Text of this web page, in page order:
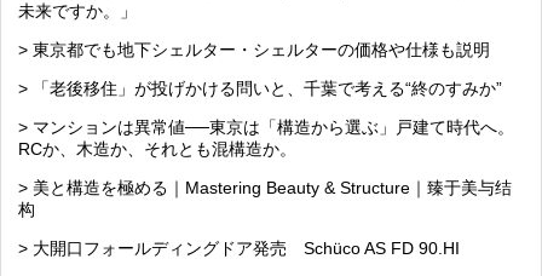
未来ですか。」
> 東京都でも地下シェルター・シェルターの価格や仕様も説明
> 「老後移住」が投げかける問いと、千葉で考える“終のすみか”
> マンションは異常値──東京は「構造から選ぶ」戸建て時代へ。
RCか、木造か、それとも混構造か。
> 美と構造を極める｜Mastering Beauty & Structure｜臻于美与结
构
> 大開口フォールディングドア発売 Schüco AS FD 90.HI